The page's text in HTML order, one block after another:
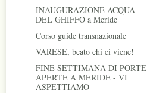
INAUGURAZIONE ACQUA
DEL GHIFFO a Meride
Corso guide transnazionale
VARESE, beato chi ci viene!
FINE SETTIMANA DI PORTE
APERTE A MERIDE - VI
ASPETTIAMO